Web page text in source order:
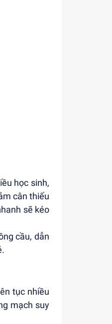
học sinh,
cân thiếu
sẽ kéo
cầu, dẫn
tục nhiều
mạch suy